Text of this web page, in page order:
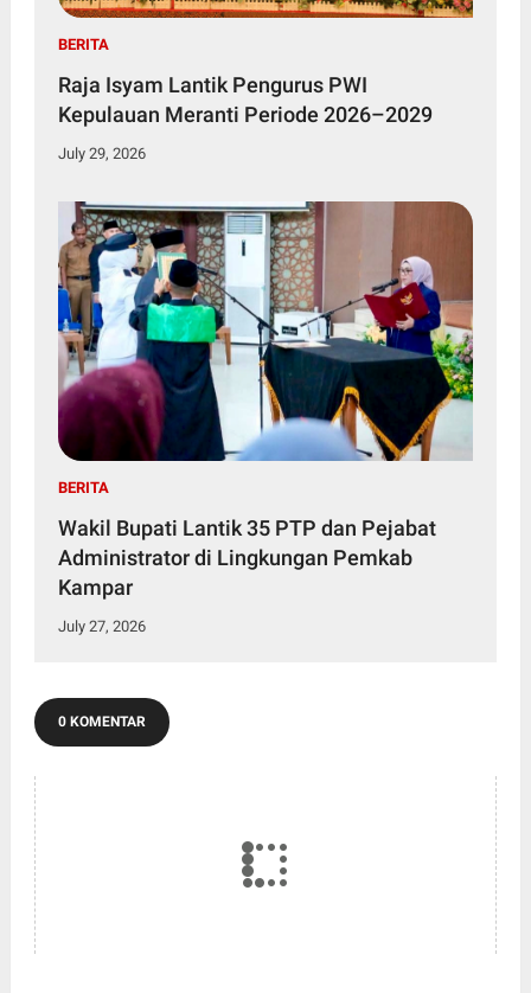
BERITA
Raja Isyam Lantik Pengurus PWI
Kepulauan Meranti Periode 2026–2029
July 29, 2026
BERITA
Wakil Bupati Lantik 35 PTP dan Pejabat
Administrator di Lingkungan Pemkab
Kampar
July 27, 2026
0 KOMENTAR